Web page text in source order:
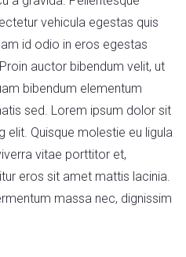
vehicula egestas quis
id odio in eros egestas
auctor bibendum velit, ut
bibendum elementum
sed. Lorem ipsum dolor sit
Quisque molestie eu ligula
vitae porttitor et,
eros sit amet mattis lacinia.
massa nec, dignissim